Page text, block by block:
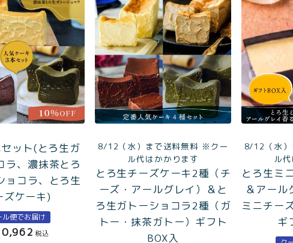
ット(とろ生ガ
ラ、濃抹茶とろ
ョコラ、とろ生
ズケーキ)
ル便でお届け
税込
8/12（水）まで送料無料 ※クー
ル代はかかります
とろ生チーズケーキ2種（チ
ーズ・アールグレイ）＆と
ろ生ガトーショコラ2種（ガ
トー・抹茶ガトー）ギフト
BOX入
8/12（水
ル
とろ生ミ
＆アール
ミニチー
ギ